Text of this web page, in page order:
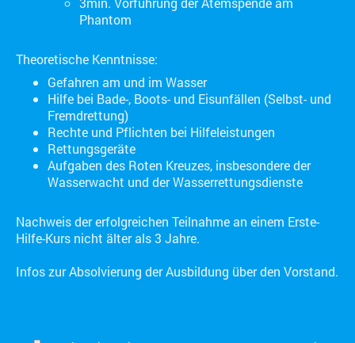
Phantom
Theoretische Kenntnisse:
Gefahren am und im Wasser
Hilfe bei Bade-, Boots- und Eisunfällen (Selbst- und
Fremdrettung)
Rechte und Pflichten bei Hilfeleistungen
Rettungsgeräte
Aufgaben des Roten Kreuzes, insbesondere der
Wasserwacht und der Wasserrettungsdienste
Nachweis der erfolgreichen Teilnahme an einem Erste-
Hilfe-Kurs nicht älter als 3 Jahre.
Infos zur Absolvierung der Ausbildung über den Vorstand.